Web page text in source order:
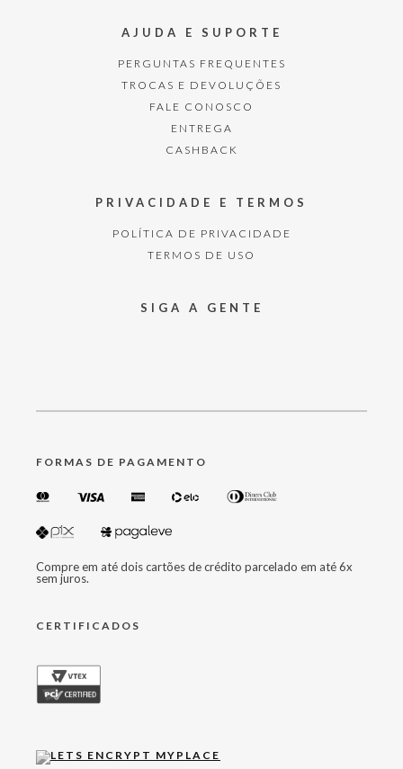
AJUDA E SUPORTE
PERGUNTAS FREQUENTES
TROCAS E DEVOLUÇÕES
FALE CONOSCO
ENTREGA
CASHBACK
PRIVACIDADE E TERMOS
POLÍTICA DE PRIVACIDADE
TERMOS DE USO
SIGA A GENTE
FORMAS DE PAGAMENTO
Compre em até dois cartões de crédito parcelado em até 6x
sem juros.
CERTIFICADOS